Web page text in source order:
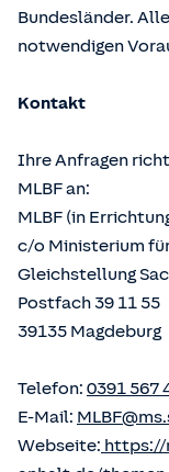
Bundesländer.
notwendigen
Kontakt
Ihre Anfragen
MLBF an:
MLBF (in
c/o Ministerium
Gleichstellung
Postfach 39 11 55
39135 Magdeburg
Telefon: 0391 567
E-Mail:
Webseite: https://